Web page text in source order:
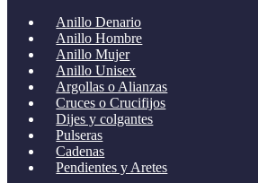
Anillo Denario
Anillo Hombre
Anillo Mujer
Anillo Unisex
Argollas o Alianzas
Cruces o Crucifijos
Dijes y colgantes
Pulseras
Cadenas
Pendientes y Aretes